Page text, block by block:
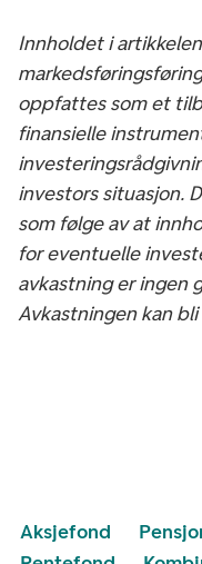
Innholdet i
oppfattes som et
finansielle
investors situasjon.
som følge av at
for eventuelle
avkastning er ingen
Avkastningen kan
Aksjefond